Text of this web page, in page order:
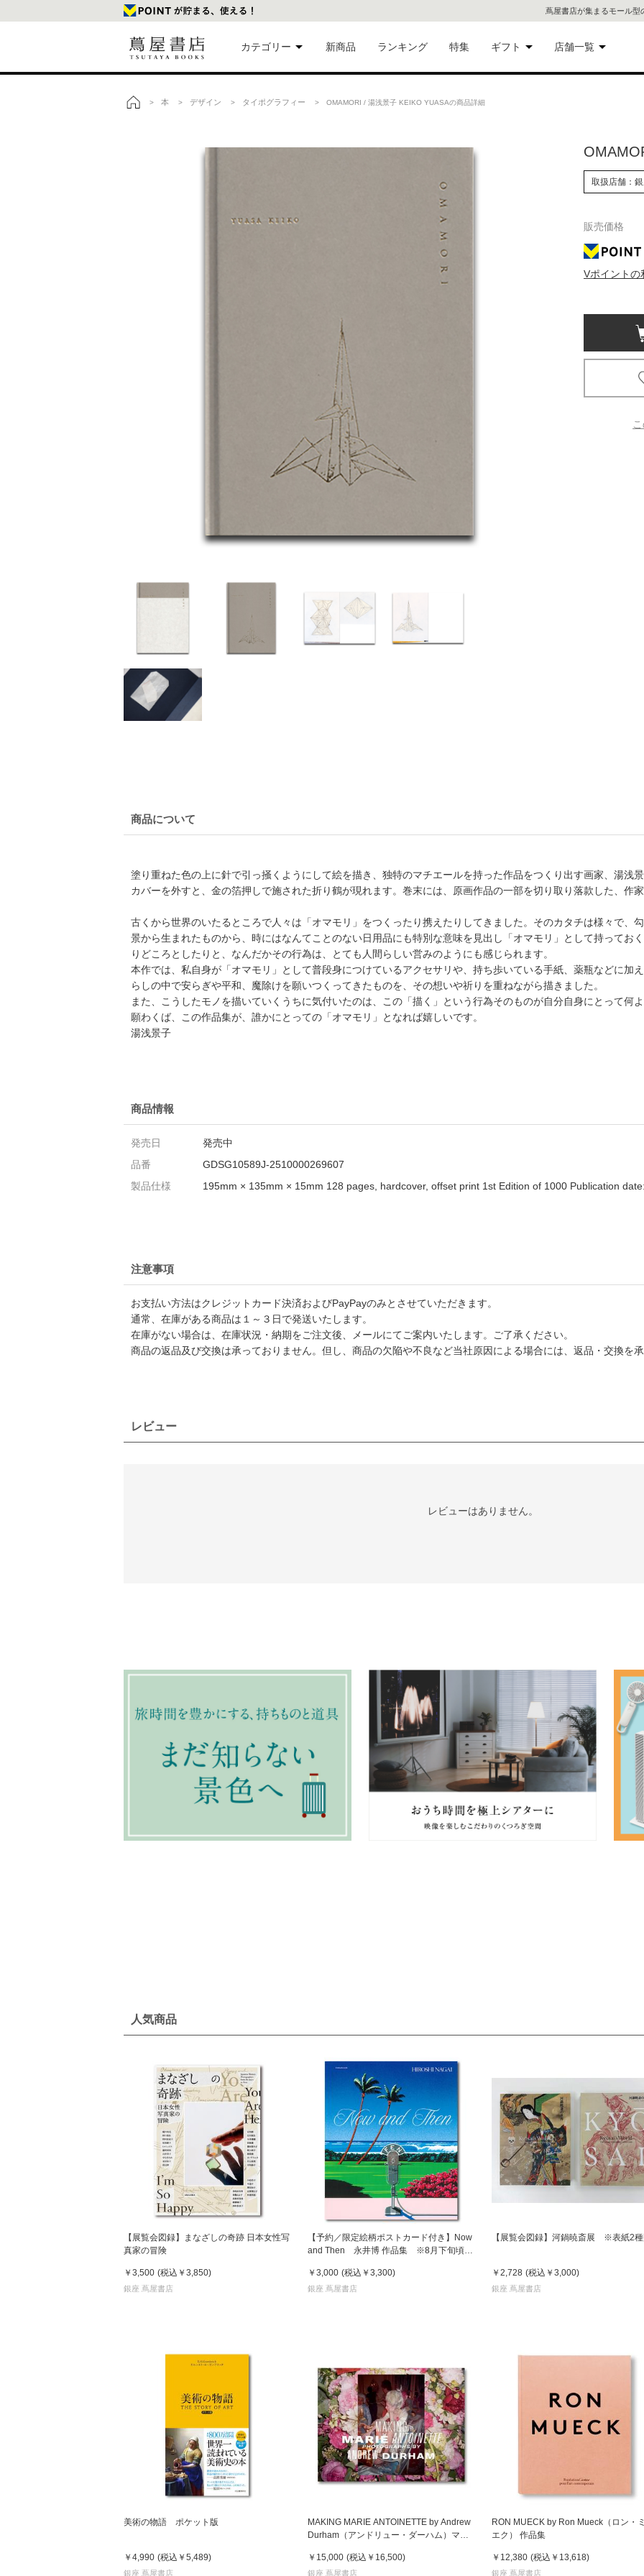
蔦屋書店が集まるモール型
カテゴリー
美術品
本
食品
eギフト
新商品 ランキング 特集 ギフト
ギフトにおすすめ
店舗一覧
代官
屋書
書店
京都
京都
> 本 > デザイン > タイポグラフィー > OMAMORI / 湯浅景子 KEIKO YUASAの商品詳細
取扱店舗：
販売価格
Vポイントの
商品について
塗り重ねた色の上に針で引っ掻くようにして絵を描き、独特のマチエールを持った作品をつくり出す画家、湯浅
カバーを外すと、金の箔押しで施された折り鶴が現れます。巻末には、原画作品の一部を切り取り落款した、作
古くから世界のいたるところで人々は「オマモリ」をつくったり携えたりしてきました。そのカタチは様々で、
景から生まれたものから、時にはなんてことのない日用品にも特別な意味を見出し「オマモリ」として持ってお
りどころとしたりと、なんだかその行為は、とても人間らしい営みのようにも感じられます。
本作では、私自身が「オマモリ」として普段身につけているアクセサリや、持ち歩いている手紙、薬瓶などに加
らしの中で安らぎや平和、魔除けを願いつくってきたものを、その想いや祈りを重ねながら描きました。
また、こうしたモノを描いていくうちに気付いたのは、この「描く」という行為そのものが自分自身にとって何
願わくば、この作品集が、誰かにとっての「オマモリ」となれば嬉しいです。
湯浅景子
商品情報
発売日
発売中
品番
GDSG10589J-2510000269607
製品仕様
195mm × 135mm × 15mm 128 pages, hardcover, offset print 1st Edition of 1000 Publication
注意事項
お支払い方法はクレジットカード決済およびPayPayのみとさせていただきます。
通常、在庫がある商品は１～３日で発送いたします。
在庫がない場合は、在庫状況・納期をご注文後、メールにてご案内いたします。ご了承ください。
商品の返品及び交換は承っておりません。但し、商品の欠陥や不良など当社原因による場合には、返品・交換を
レビュー
レビューはありません。
人気商品
【展覧会図録】まなざしの奇跡 日本女性写
真家の冒険
￥3,500 (税込 ￥3,850)
銀座 蔦屋書店
【予約／限定絵柄ポストカード付き】Now
and Then 永井博 作品集 ※8月下旬頃の
￥3,000 (税込 ￥3,300)
銀座 蔦屋書店
【展覧会図録】河鍋暁斎展 ※表紙2
￥2,728 (税込 ￥3,000)
銀座 蔦屋書店
美術の物語 ポケット版
￥4,990 (税込 ￥5,489)
銀座 蔦屋書店
MAKING MARIE ANTOINETTE by Andrew
Durham（アンドリュー・ダーハム）マリ
￥15,000 (税込 ￥16,500)
銀座 蔦屋書店
RON MUECK by Ron Mueck（ロン・
エク） 作品集
￥12,380 (税込 ￥13,618)
銀座 蔦屋書店